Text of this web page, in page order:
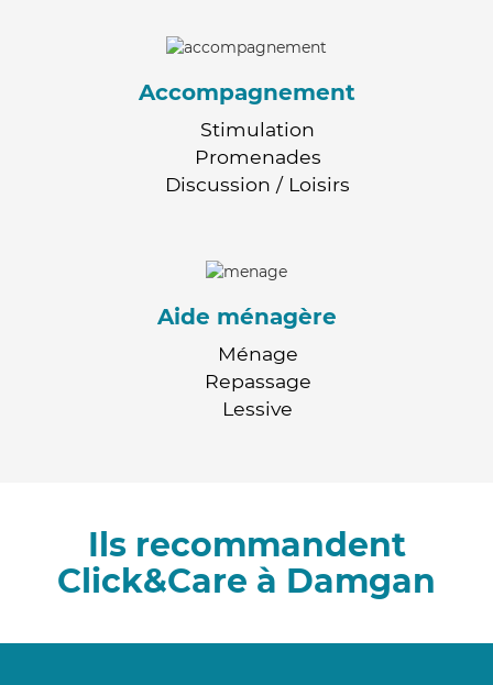
Accompagnement
Stimulation
Promenades
Discussion / Loisirs
Aide ménagère
Ménage
Repassage
Lessive
Ils recommandent
Click&Care à Damgan